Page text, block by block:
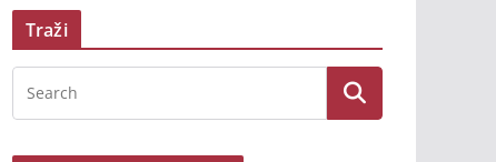
Traži